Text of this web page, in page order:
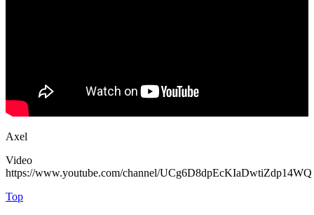
Axel
Video
https://www.youtube.com/channel/UCg6D8dpEcKIaDwtiZdp14WQ
Top